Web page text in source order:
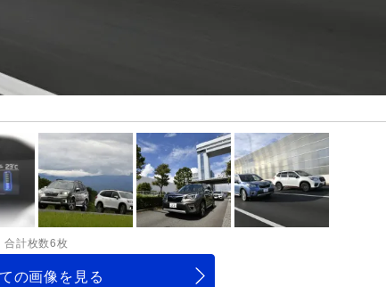
合計枚数6枚
の画像を見る